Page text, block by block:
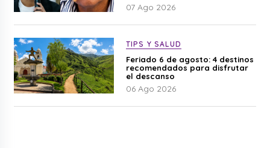
07 Ago 2026
TIPS Y SALUD
Feriado 6 de agosto: 4 destinos
recomendados para disfrutar
el descanso
06 Ago 2026